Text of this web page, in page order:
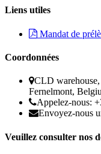
Liens utiles
Mandat de
Coordonnées
CLD
Fernelmont,
Appelez-nous:
Envoyez-nous
Veuillez consulter nos